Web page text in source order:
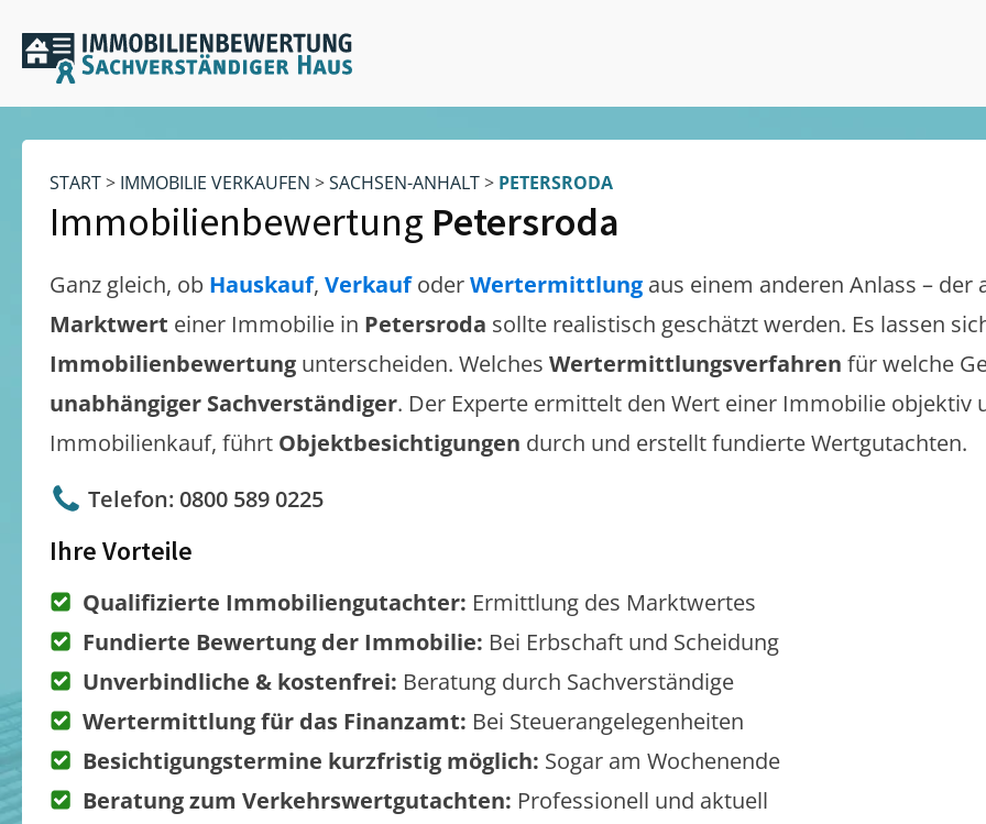
START> IMMOBILIE VERKAUFEN >SACHSEN-ANHALT> PETERSRODA
Immobilienbewertung Petersroda
Ganz gleich, ob Hauskauf, VerkaufoderWertermittlung aus einem anderen Anlass – der
Marktwert einer Immobilie in Petersroda sollte realistisch geschätzt werden. Es lassen
Immobilienbewertung unterscheiden. Welches Wertermittlungsverfahren für welche
unabhängiger Sachverständiger. Der Experte ermittelt den Wert einer Immobilie objektiv
Immobilienkauf, führt Objektbesichtigungen durch und erstellt fundierte Wertgutachten.
Telefon: 0800 589 0225
Ihre Vorteile
Qualifizierte Immobiliengutachter: Ermittlung des Marktwertes
Fundierte Bewertung der Immobilie: Bei Erbschaft und Scheidung
Unverbindliche & kostenfrei: Beratung durch Sachverständige
Wertermittlung für das Finanzamt: Bei Steuerangelegenheiten
Besichtigungstermine kurzfristig möglich: Sogar am Wochenende
Beratung zum Verkehrswertgutachten: Professionell und aktuell